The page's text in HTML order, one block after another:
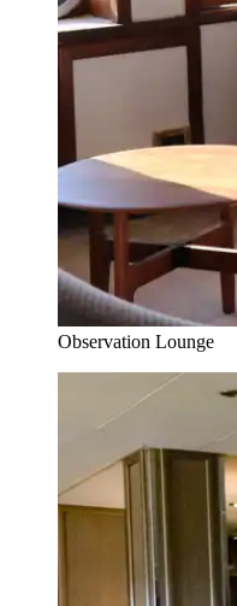
Observation Lounge